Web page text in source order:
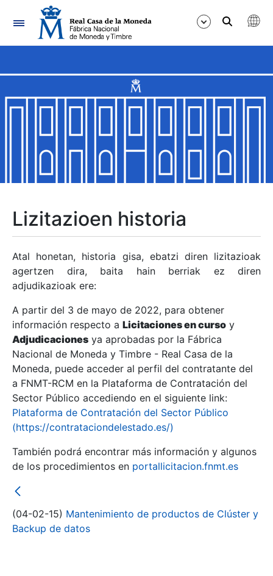
Nabigazioa
Erakutsi/Ezkutatu
Erakutsi/Ezkutatu
Erakutsi/Ezkutatu
Erakutsi/Ezkutatu
Erakutsi/Ezkutatu
Erakutsi/Ezkutatu
Erakutsi/Ezkutatu
Erakutsi/Ezkutatu
Lizitazioen historia
Atal honetan, historia gisa, ebatzi diren lizitazioak
agertzen dira, baita hain berriak ez diren
adjudikazioak ere:
A partir del 3 de mayo de 2022, para obtener
información respecto a Licitaciones en curso y
Adjudicaciones ya aprobadas por la Fábrica
Nacional de Moneda y Timbre - Real Casa de la
Moneda, puede acceder al perfil del contratante del
a FNMT-RCM en la Plataforma de Contratación del
Sector Público accediendo en el siguiente link:
Plataforma de Contratación del Sector Público
(https://contrataciondelestado.es/)
También podrá encontrar más información y algunos
de los procedimientos en portallicitacion.fnmt.es
(04-02-15) Mantenimiento de productos de Clúster y
Backup de datos